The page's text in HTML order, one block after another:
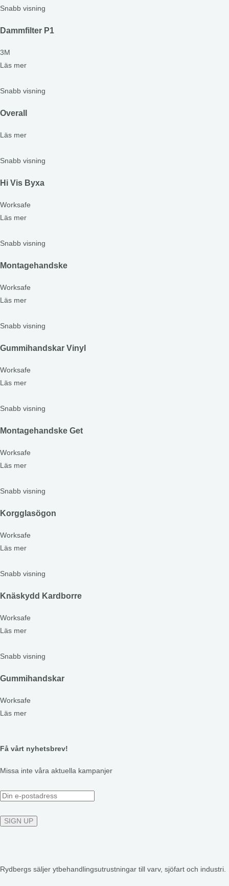
Snabb visning
Dammfilter P1
3M
Läs mer
Snabb visning
Overall
Läs mer
Snabb visning
Hi Vis Byxa
Worksafe
Läs mer
Snabb visning
Montagehandske
Worksafe
Läs mer
Snabb visning
Gummihandskar Vinyl
Worksafe
Läs mer
Snabb visning
Montagehandske Get
Worksafe
Läs mer
Snabb visning
Korgglasögon
Worksafe
Läs mer
Snabb visning
Knäskydd Kardborre
Worksafe
Läs mer
Snabb visning
Gummihandskar
Worksafe
Läs mer
Få vårt nyhetsbrev!
Missa inte våra aktuella kampanjer
Rydbergs säljer ytbehandlingsutrustningar till varv, sjöfart och industri.